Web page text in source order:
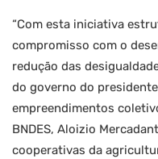
“Com esta iniciativa
compromisso com o
redução das
do governo do
empreendimentos
BNDES, Aloizio
cooperativas da